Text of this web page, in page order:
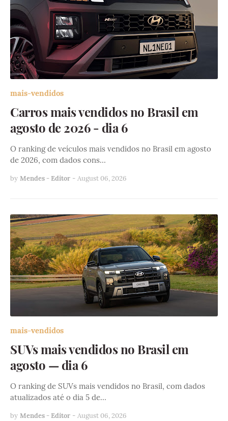
mais-vendidos
Carros mais vendidos no Brasil em
agosto de 2026 - dia 6
O ranking de veículos mais vendidos no Brasil em agosto
de 2026, com dados cons…
by Mendes - Editor - August 06, 2026
mais-vendidos
SUVs mais vendidos no Brasil em
agosto — dia 6
O ranking de SUVs mais vendidos no Brasil, com dados
atualizados até o dia 5 de…
by Mendes - Editor - August 06, 2026